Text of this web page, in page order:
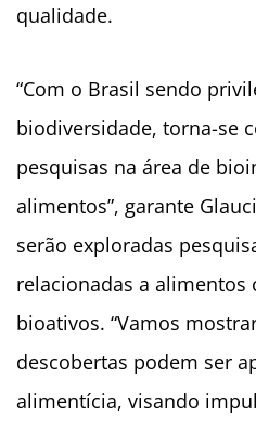
qualidade.
“Com o Brasil sendo
biodiversidade, torna-se
pesquisas na área de
alimentos”, garante
serão exploradas
relacionadas a alimentos
bioativos. “Vamos
descobertas podem ser
alimentícia, visando